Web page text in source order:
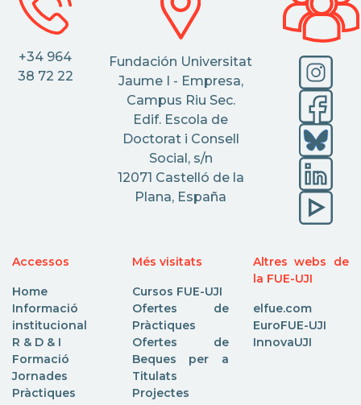
+34 964
38 72 22
Fundación Universitat
Jaume I - Empresa,
Campus Riu Sec.
Edif. Escola de
Doctorat i Consell
Social, s/n
12071 Castelló de la
Plana, España
Accessos
Home
Informació
institucional
R & D & I
Formació
Jornades
Pràctiques
Més visitats
Cursos FUE-UJI
Ofertes de
Pràctiques
Ofertes de
Beques per a
Titulats
Projectes
Altres webs de
la FUE-UJI
elfue.com
EuroFUE-UJI
InnovaUJI